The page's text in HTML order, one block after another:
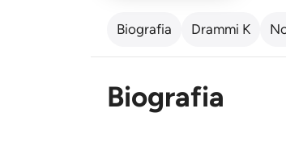
Biografia Drammi K
Biografia